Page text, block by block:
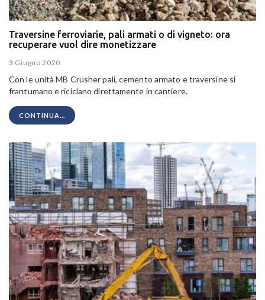
Traversine ferroviarie, pali armati o di vigneto: ora
recuperare vuol dire monetizzare
3 Giugno 2020
Con le unità MB Crusher pali, cemento armato e traversine si
frantumano e riciclano direttamente in cantiere.
CONTINUA...